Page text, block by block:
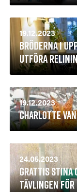
Bröderna i
utföra
19.12.2023
Charlotte
19.12.2023
Grattis Stina
tävlingen för
24.05.2023